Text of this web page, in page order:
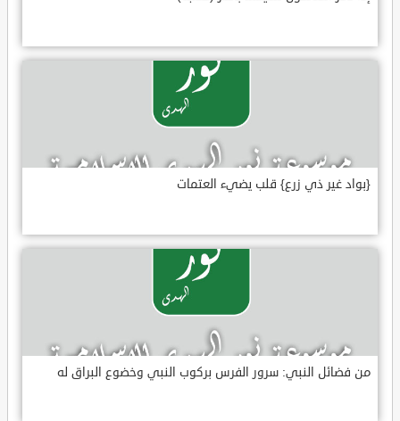
{بواد غير ذي زرع} قلب يضيء العتمات
من فضائل النبي: سرور الفرس بركوب النبي وخضوع البراق له